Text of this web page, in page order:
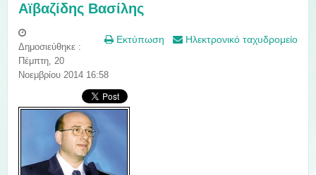
Αϊβαζίδης Βασίλης
Εκτύπωση Ηλεκτρονικό ταχυδρομείο
Δημοσιεύθηκε :
Πέμπτη, 20
Νοεμβρίου 2014 16:58